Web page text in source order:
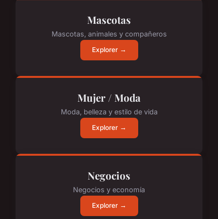
Mascotas
Mascotas, animales y compañeros
Explorer →
Mujer / Moda
Moda, belleza y estilo de vida
Explorer →
Negocios
Negocios y economía
Explorer →